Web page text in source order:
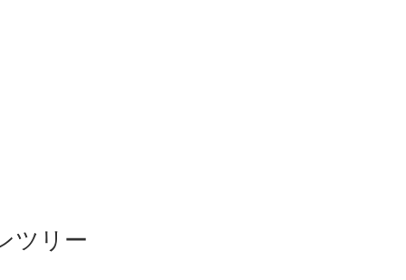
ツリー